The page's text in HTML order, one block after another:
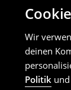
Wir
deinen
Politik und